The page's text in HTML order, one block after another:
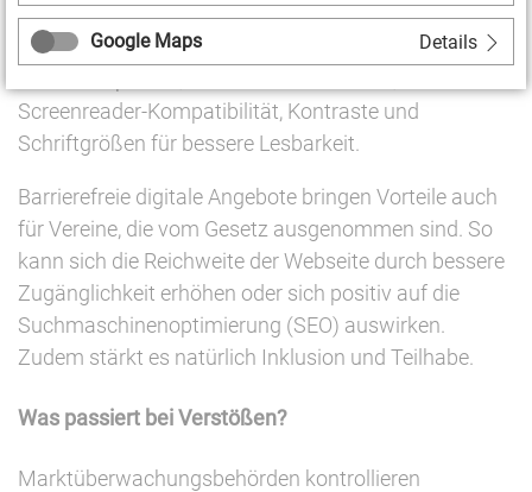
mehrere Sinneskanäle nutzbar sind. Dazu gehören:
Alternative Texte für Bilder, Untertitel für Videos,
Screenreader-Kompatibilität, Kontraste und
Schriftgrößen für bessere Lesbarkeit.
Barrierefreie digitale Angebote bringen Vorteile auch
für Vereine, die vom Gesetz ausgenommen sind. So
kann sich die Reichweite der Webseite durch bessere
Zugänglichkeit erhöhen oder sich positiv auf die
Suchmaschinenoptimierung (SEO) auswirken.
Zudem stärkt es natürlich Inklusion und Teilhabe.
Was passiert bei Verstößen?
Marktüberwachungsbehörden kontrollieren
Google Maps Details